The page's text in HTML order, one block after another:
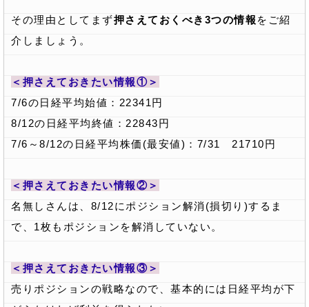
その理由としてまず押さえておくべき3つの情報 をご紹
介しましょう。
＜押さえておきたい情報①＞
7/6の日経平均始値：22341円
8/12の日経平均終値：22843円
7/6～8/12の日経平均株価(最安値)：7/31 21710円
＜押さえておきたい情報②＞
名無しさんは、8/12にポジション解消(損切り)するま
で、1枚もポジションを解消していない。
＜押さえておきたい情報③＞
売りポジションの戦略なので、基本的には日経平均が下